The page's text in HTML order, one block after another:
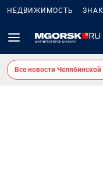
НЕДВИЖИМОСТЬ
Все новости Челябинской